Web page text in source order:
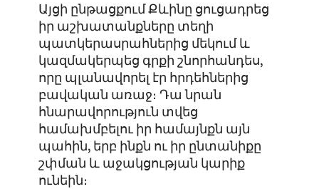
Այցի ընթացքում Քևինը ցուցադրեց
իր աշխատանքները տեղի
պատկերասրահներից մեկում և
կազմակերպեց գրքի շնորհանդես,
որը պլանավորել էր հրդեհներից
բավական առաջ։ Դա նրան
հնարավորություն տվեց
համախմբելու իր համայնքն այն
պահին, երբ ինքն ու իր ընտանիքը
շփման և աջակցության կարիք
ունեին։